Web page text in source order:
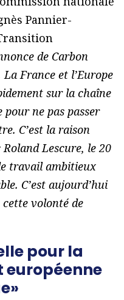
Pannier-
de Carbon
France et l’Europe
sur la chaîne
ne pas passer
C’est la raison
Lescure, le 20
travail ambitieux
C’est aujourd’hui
volonté de
pour la
européenne